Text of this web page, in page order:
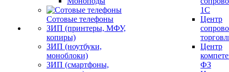
Сотовые телефоны
ЗИП (принтеры, МФУ,
копиры)
ЗИП (ноутбуки,
моноблоки)
ЗИП (смартфоны,
1С
Центр
Центр
ФЗ